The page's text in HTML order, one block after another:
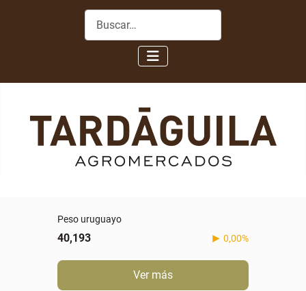
Buscar
Peso uruguayo
40,193 0,00%
Ver más